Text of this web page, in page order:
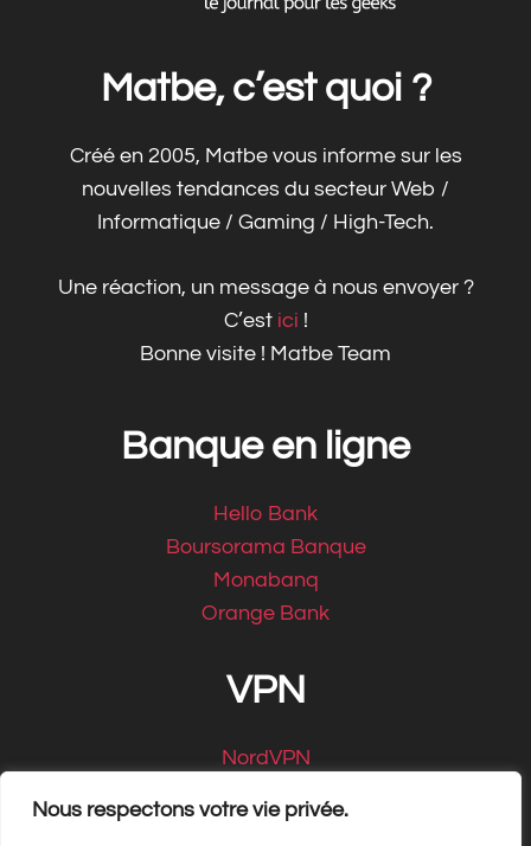
Nous respectons votre vie privée.
Matbe, c’est quoi ?
Créé en 2005, Matbe vous informe sur les
nouvelles tendances du secteur Web /
Informatique / Gaming / High-Tech.
Une réaction, un message à nous envoyer ?
C’est ici !
Bonne visite ! Matbe Team
Banque en ligne
Hello Bank
Boursorama Banque
Monabanq
Orange Bank
VPN
NordVPN